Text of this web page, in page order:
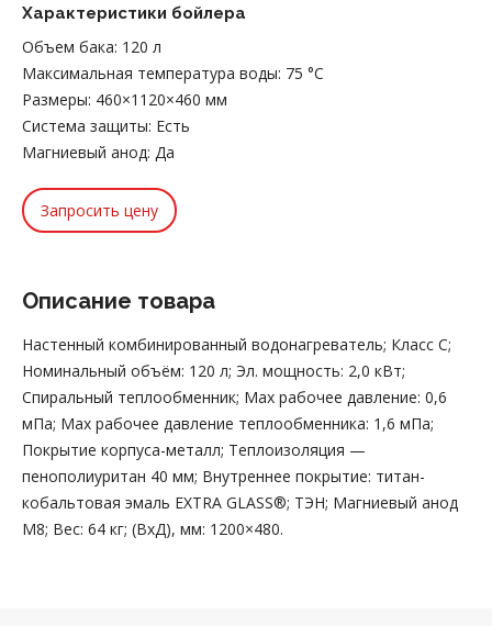
Характеристики бойлера
Объем бака: 120 л
Максимальная температура воды: 75 °С
Размеры: 460×1120×460 мм
Система защиты: Есть
Магниевый анод: Да
Запросить цену
Описание товара
Настенный комбинированный водонагреватель; Класс С;
Номинальный объём: 120 л; Эл. мощность: 2,0 кВт;
Спиральный теплообменник; Мах рабочее давление: 0,6
мПа; Мах рабочее давление теплообменника: 1,6 мПа;
Покрытие корпуса-металл; Теплоизоляция —
пенополиуритан 40 мм; Внутреннее покрытие: титан-
кобальтовая эмаль EXTRA GLASS®; ТЭН; Магниевый анод
М8; Вес: 64 кг; (ВхД), мм: 1200×480.